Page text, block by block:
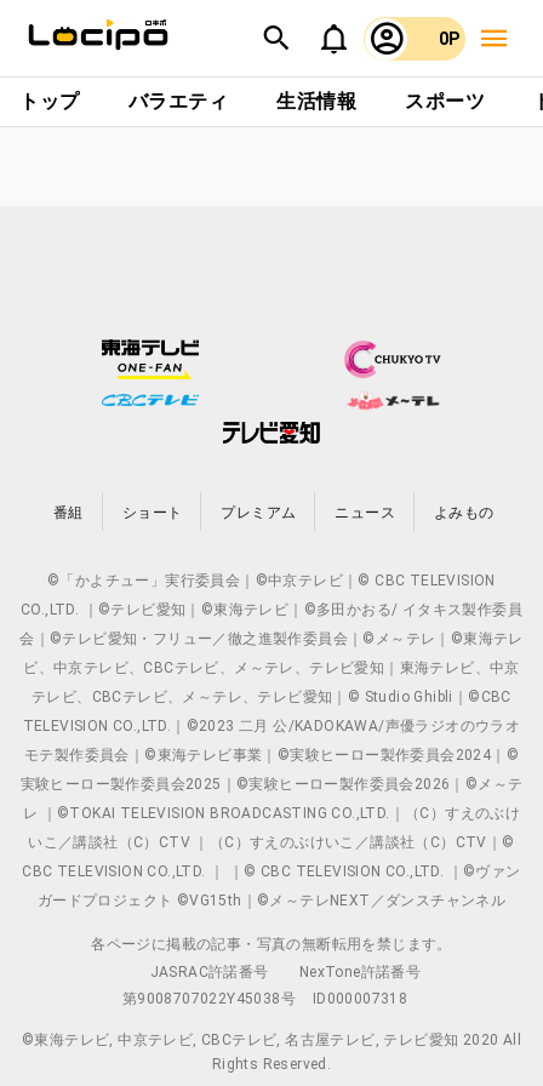
0P
トップ バラエティ 生活情報 スポーツ
番組 ショート プレミアム ニュース よみもの
©「かよチュー」実行委員会｜©中京テレビ｜© CBC TELEVISION
CO.,LTD. ｜©テレビ愛知｜©東海テレビ｜©多田かおる/ イタキス製作委員
会｜©テレビ愛知・フリュー／徹之進製作委員会｜©メ～テレ｜©東海テレ
ビ、中京テレビ、CBCテレビ、メ～テレ、テレビ愛知｜東海テレビ、中京
テレビ、CBCテレビ、メ～テレ、テレビ愛知｜© Studio Ghibli｜©CBC
TELEVISION CO.,LTD.｜©2023 二月 公/KADOKAWA/声優ラジオのウラオ
モテ製作委員会｜©東海テレビ事業｜©実験ヒーロー製作委員会2024｜©
実験ヒーロー製作委員会2025｜©実験ヒーロー製作委員会2026｜©メ～テ
レ ｜©TOKAI TELEVISION BROADCASTING CO.,LTD.｜（C）すえのぶけ
いこ／講談社（C）CTV ｜（C）すえのぶけいこ／講談社（C）CTV｜©
CBC TELEVISION CO.,LTD. ｜ ｜© CBC TELEVISION CO.,LTD. ｜©ヴァン
ガードプロジェクト ©VG15th｜©メ～テレNEXT／ダンスチャンネル
各ページに掲載の記事・写真の無断転用を禁じます。
JASRAC許諾番号
NexTone許諾番号
第9008707022Y45038号
ID000007318
©東海テレビ, 中京テレビ, CBCテレビ, 名古屋テレビ, テレビ愛知 2020 All
Rights Reserved.